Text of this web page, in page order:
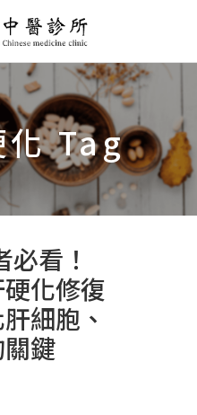
化 Tag
必看！
化修復
細胞、
鍵